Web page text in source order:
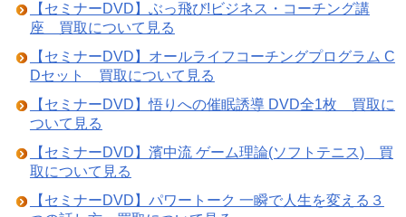
【セミナーDVD】ぶっ飛び!ビジネス・コーチング講
座 買取について見る
【セミナーDVD】オールライフコーチングプログラム C
Dセット 買取について見る
【セミナーDVD】悟りへの催眠誘導 DVD全1枚 買取に
ついて見る
【セミナーDVD】濱中流 ゲーム理論(ソフトテニス) 買
取について見る
【セミナーDVD】パワートーク 一瞬で人生を変える３